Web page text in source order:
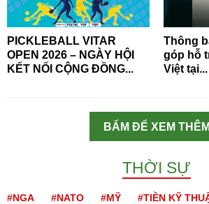
PICKLEBALL VITAR
OPEN 2026 – NGÀY HỘI
KẾT NỐI CỘNG ĐỒNG...
Thông
góp hỗ
Việt tại...
BẤM ĐỂ XEM THÊM
THỜI SỰ
#NGA #NATO #MỸ #TIỀN KỸ